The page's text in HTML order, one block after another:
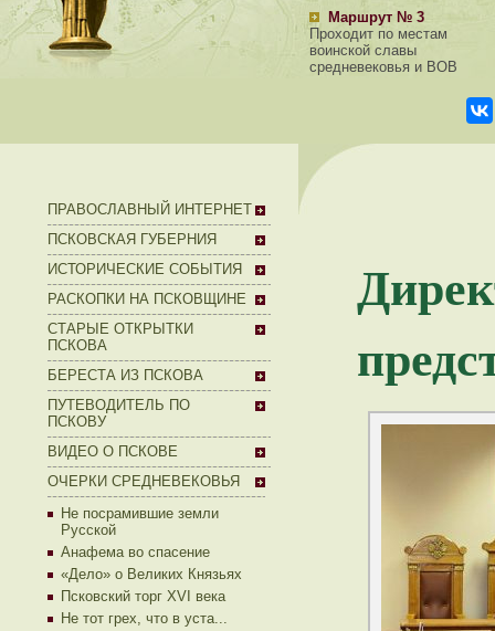
Маршрут № 3
Проходит по местам
воинской славы
средневековья и ВОВ
ПРАВОСЛАВНЫЙ ИНТЕРНЕТ
ПСКОВСКАЯ ГУБЕРНИЯ
ИСТОРИЧЕСКИЕ СОБЫТИЯ
РАСКОПКИ НА ПСКОВЩИНЕ
СТАРЫЕ ОТКРЫТКИ
ПСКОВА
БЕРЕСТА ИЗ ПСКОВА
ПУТЕВОДИТЕЛЬ ПО
ПСКОВУ
ВИДЕО О ПСКОВЕ
ОЧЕРКИ СРЕДНЕВЕКОВЬЯ
Не посрамившие земли
Русской
Анафема во спасение
«Дело» о Великих Князьях
Псковский торг XVI века
Не тот грех, что в уста...